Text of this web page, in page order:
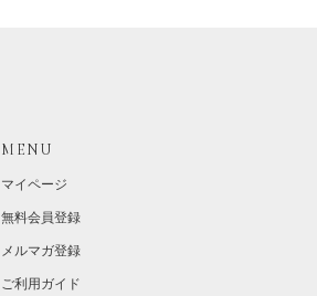
MENU
マイページ
無料会員登録
メルマガ登録
ご利用ガイド